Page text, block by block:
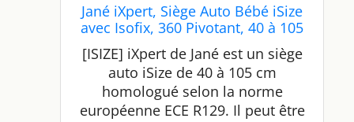
Jané iXpert, Siège Auto Bébé iSize
avec Isofix, 360 Pivotant, 40 à 105
cm, de la Naissance à Environ 4
ans, Réducteur pour Nouveau-né,
Gris
[ISIZE] iXpert de Jané est un siège
auto iSize de 40 à 105 cm
homologué selon la norme
européenne ECE R129. Il peut être